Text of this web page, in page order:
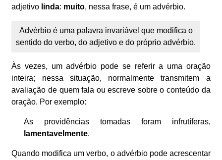
adjetivo linda: muito, nessa frase, é um advérbio.
Advérbio é uma palavra invariável que modifica o
sentido do verbo, do adjetivo e do próprio advérbio.
Às vezes, um advérbio pode se referir a uma oração
inteira; nessa situação, normalmente transmitem a
avaliação de quem fala ou escreve sobre o conteúdo da
oração. Por exemplo:
As
providências tomadas foram infrutíferas,
lamentavelmente.
Quando modifica um verbo, o advérbio pode acrescentar